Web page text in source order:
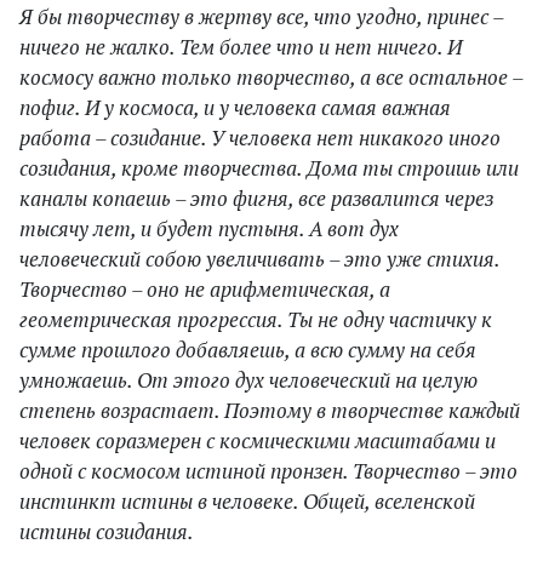
Я бы творчеству в жертву все, что угодно, принес –
ничего не жалко. Тем более что и нет ничего. И
космосу важно только творчество, а все остальное –
пофиг. И у космоса, и у человека самая важная
работа – созидание. У человека нет никакого иного
созидания, кроме творчества. Дома ты строишь или
каналы копаешь – это фигня, все развалится через
тысячу лет, и будет пустыня. А вот дух
человеческий собою увеличивать – это уже стихия.
Творчество – оно не арифметическая, а
геометрическая прогрессия. Ты не одну частичку к
сумме прошлого добавляешь, а всю сумму на себя
умножаешь. От этого дух человеческий на целую
степень возрастает. Поэтому в творчестве каждый
человек соразмерен с космическими масштабами и
одной с космосом истиной пронзен. Творчество – это
инстинкт истины в человеке. Общей, вселенской
истины созидания.